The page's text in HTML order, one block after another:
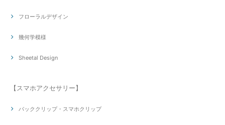
フローラルデザイン
幾何学模様
Sheetal Design
【スマホアクセサリー】
バッククリップ・スマホクリップ